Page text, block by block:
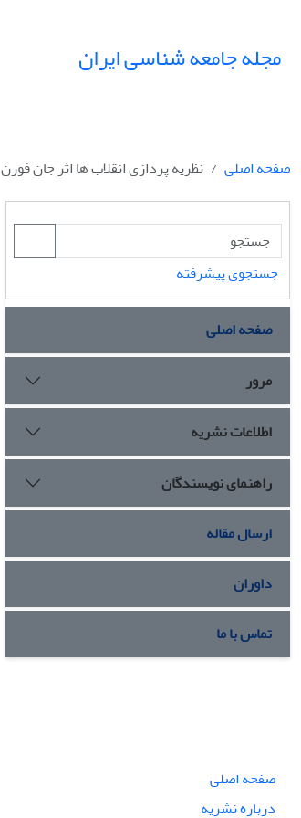
مجله جامعه شناسی ایران
صفحه اصلی نظریه پردازی انقلاب ها اثر جان فورن
جستجوی پیشرفته
صفحه اصلی
مرور
اطلاعات نشریه
راهنمای نویسندگان
ارسال مقاله
داوران
تماس با ما
صفحه اصلی
درباره نشریه